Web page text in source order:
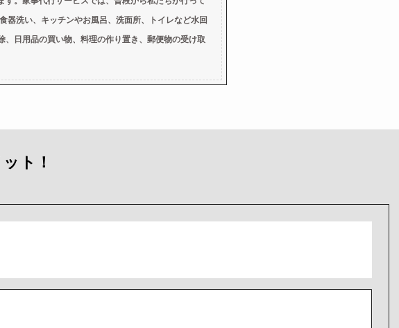
器洗い、キッチンやお風呂、洗面所、トイレなど水回
日用品の買い物、料理の作り置き、郵便物の受け取
ト！